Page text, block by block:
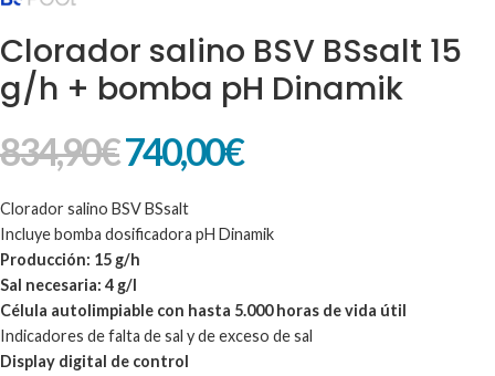
Clorador salino BSV BSsalt 15
g/h + bomba pH Dinamik
834,90€740,00€
Clorador salino BSV BSsalt
Incluye bomba dosificadora pH Dinamik
Producción: 15 g/h
Sal necesaria: 4 g/l
Célula autolimpiable con hasta 5.000 horas de vida útil
Indicadores de falta de sal y de exceso de sal
Display digital de control